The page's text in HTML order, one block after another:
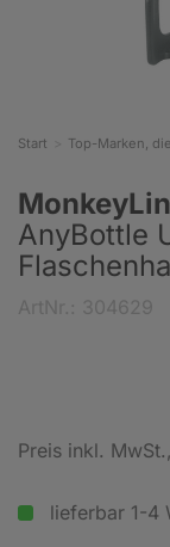
Start Top-Marken,
AnyBottle
Preis inkl. MwSt.
lieferbar 1-4